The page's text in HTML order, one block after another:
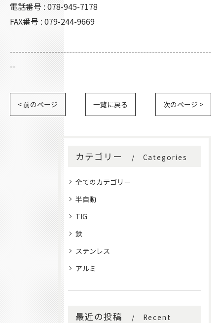
電話番号 : 078-945-7178
FAX番号 : 079-244-9669
--------------------------------------------------------------------
--
< 前のページ 一覧に戻る 次のページ >
カテゴリー Categories
全てのカテゴリー
半自動
TIG
鉄
ステンレス
アルミ
最近の投稿
Recent